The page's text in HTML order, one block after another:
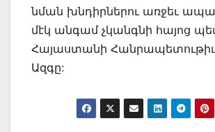
նման խնդիրներու առջեւ
մէկ անգամ չկանգնի հայոց
Հայաստանի
Ազգը: